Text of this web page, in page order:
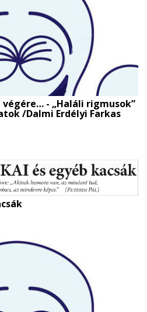
végére… - „Haláli rigmusok”
/Dalmi Erdélyi Farkas